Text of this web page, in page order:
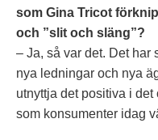
som Gina Tricot
och ”slit och släng”?
– Ja, så var det. Det har
nya ledningar och nya
utnyttja det positiva i
som konsumenter idag